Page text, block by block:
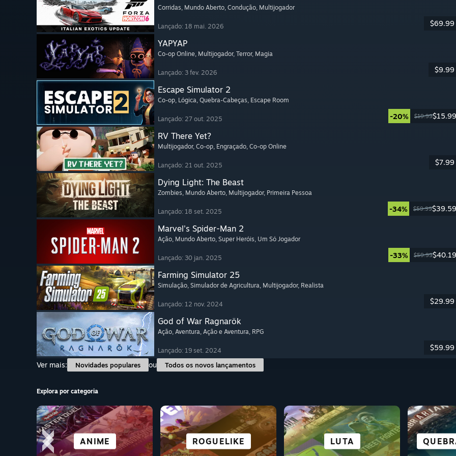
Corridas, Mundo Aberto, Condução, Multijogador
Lançado: 18 mai. 2026 $69.99
YAPYAP
Co-op Online, Multijogador, Terror, Magia
Lançado: 3 fev. 2026 $9.99
Escape Simulator 2
Co-op, Lógica, Quebra-Cabeças, Escape Room
Lançado: 27 out. 2025 -20% $19.99$15.99
RV There Yet?
Multijogador, Co-op, Engraçado, Co-op Online
Lançado: 21 out. 2025 $7.99
Dying Light: The Beast
Zombies, Mundo Aberto, Multijogador, Primeira Pessoa
Lançado: 18 set. 2025 -34% $59.99$39.59
Marvel's Spider-Man 2
Ação, Mundo Aberto, Super Heróis, Um Só Jogador
Lançado: 30 jan. 2025 -33% $59.99$40.19
Farming Simulator 25
Simulação, Simulador de Agricultura, Multijogador, Realista
Lançado: 12 nov. 2024 $29.99
God of War Ragnarök
Ação, Aventura, Ação e Aventura, RPG
Lançado: 19 set. 2024
$59.99
Ver mais:
Novidades populares ou Todos os novos lançamentos
Explora por categoria
ANIME ROGUELIKE LUTA
TERROR AVENTURA ESTRATÉGIA
E
SIMULADOR AÇÃO CASUAL
JOGOS DE R.V. CORRIDAS RPG